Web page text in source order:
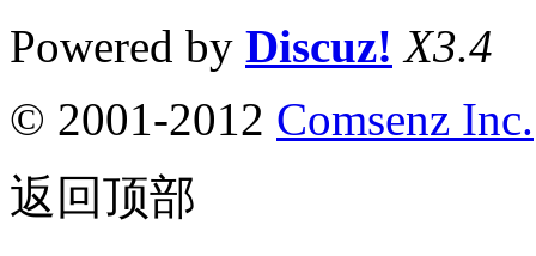
Powered by Discuz! X3.4
© 2001-2012 Comsenz Inc.
返回顶部